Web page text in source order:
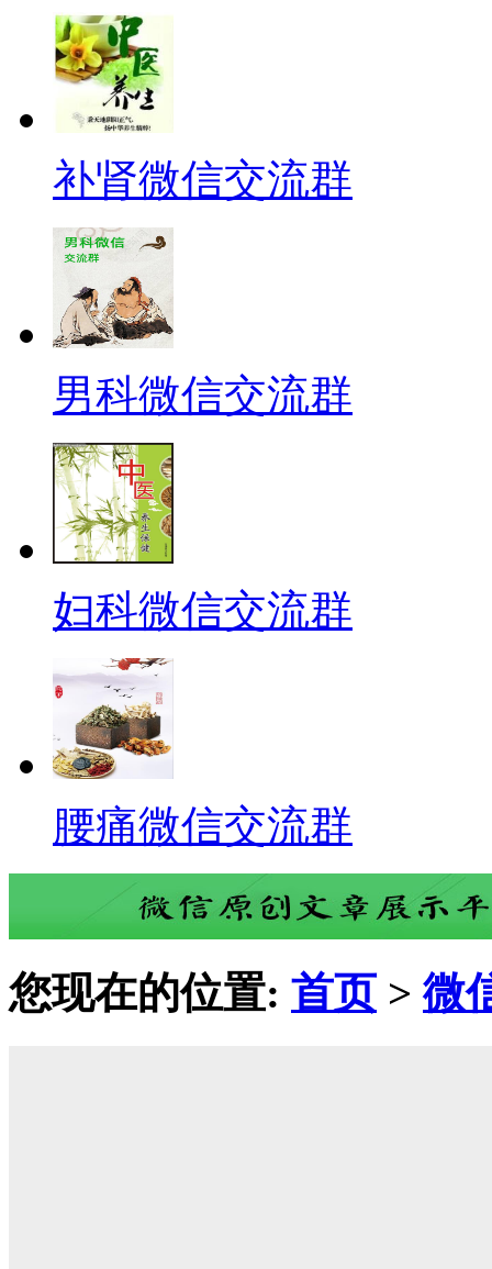
补肾微信交流群
男科微信交流群
妇科微信交流群
腰痛微信交流群
您现在的位置: 首页 >微